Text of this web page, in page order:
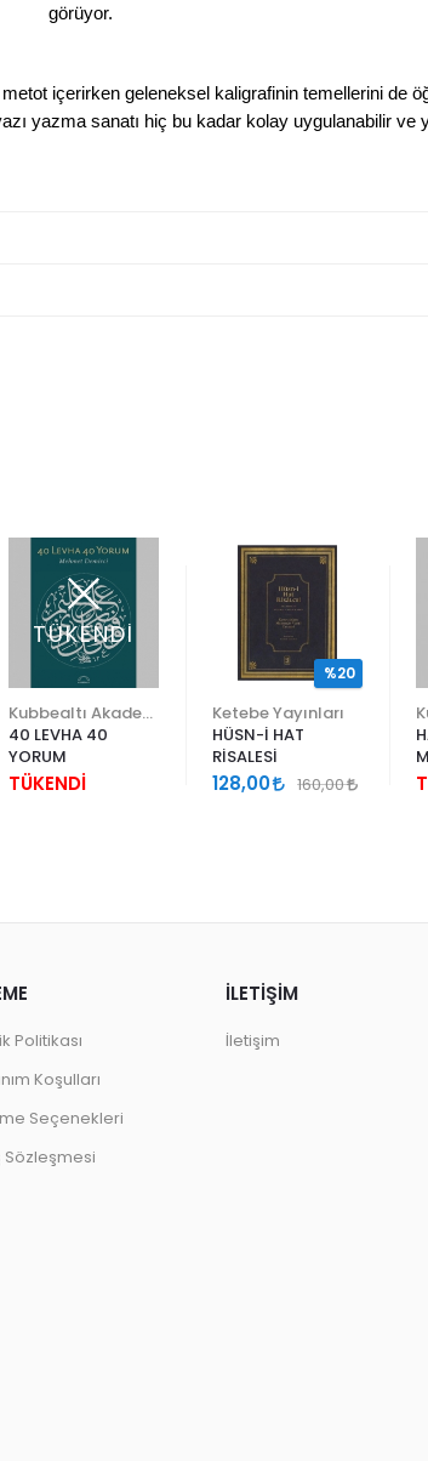
görüyor.
içerirken geleneksel kaligrafinin temellerini de
yazma sanatı hiç bu kadar kolay uygulanabilir ve
TÜKENDİ
40 LEVHA 40
YORUM
TÜKENDİ
Ketebe Yayınları
HÜSN-İ HAT
RİSALESİ
128,00 160,00
%20
Politikası
Koşulları
Seçenekleri
Sözleşmesi
İLETİŞİM
İletişim